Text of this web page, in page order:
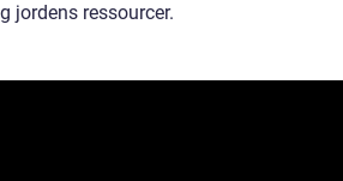
jordens ressourcer.